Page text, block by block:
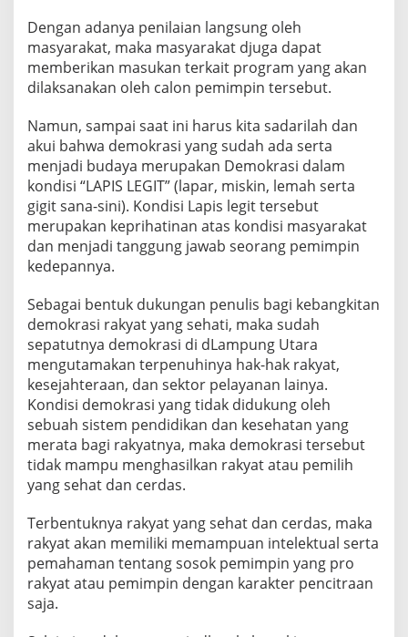
Dengan adanya penilaian langsung oleh
masyarakat, maka masyarakat djuga dapat
memberikan masukan terkait program yang akan
dilaksanakan oleh calon pemimpin tersebut.
Namun, sampai saat ini harus kita sadarilah dan
akui bahwa demokrasi yang sudah ada serta
menjadi budaya merupakan Demokrasi dalam
kondisi “LAPIS LEGIT” (lapar, miskin, lemah serta
gigit sana-sini). Kondisi Lapis legit tersebut
merupakan keprihatinan atas kondisi masyarakat
dan menjadi tanggung jawab seorang pemimpin
kedepannya.
Sebagai bentuk dukungan penulis bagi kebangkitan
demokrasi rakyat yang sehati, maka sudah
sepatutnya demokrasi di dLampung Utara
mengutamakan terpenuhinya hak-hak rakyat,
kesejahteraan, dan sektor pelayanan lainya.
Kondisi demokrasi yang tidak didukung oleh
sebuah sistem pendidikan dan kesehatan yang
merata bagi rakyatnya, maka demokrasi tersebut
tidak mampu menghasilkan rakyat atau pemilih
yang sehat dan cerdas.
Terbentuknya rakyat yang sehat dan cerdas, maka
rakyat akan memiliki memampuan intelektual serta
pemahaman tentang sosok pemimpin yang pro
rakyat atau pemimpin dengan karakter pencitraan
saja.